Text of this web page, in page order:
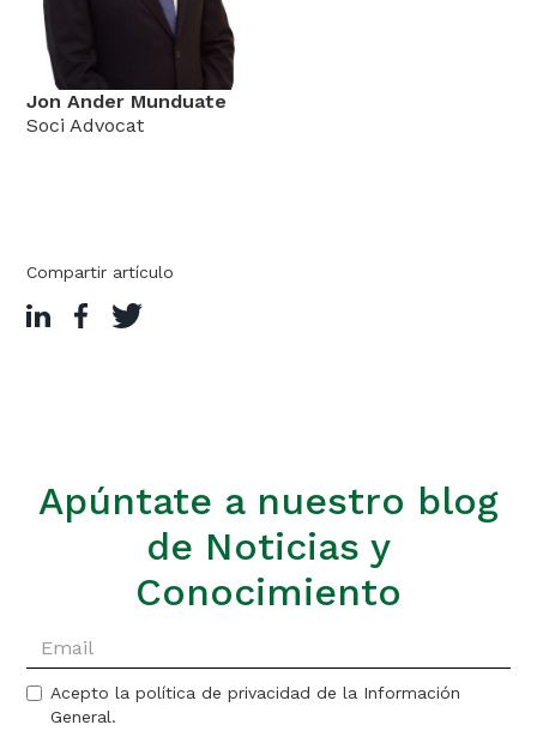
Jon Ander Munduate
Soci Advocat
Compartir artículo
Apúntate a nuestro blog
de Noticias y
Conocimiento
Acepto la política de privacidad de la Información
General.